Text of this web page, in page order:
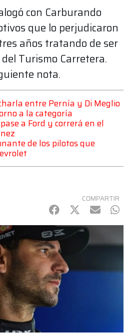
con Carburando
que lo perjudicaron
años tratando de ser
Turismo Carretera.
nota.
entre Pernía y Di Meglio
a la categoría
a Ford y correrá en el
de los pilotos que
COMPARTIR
Facebook
Twitter
mail